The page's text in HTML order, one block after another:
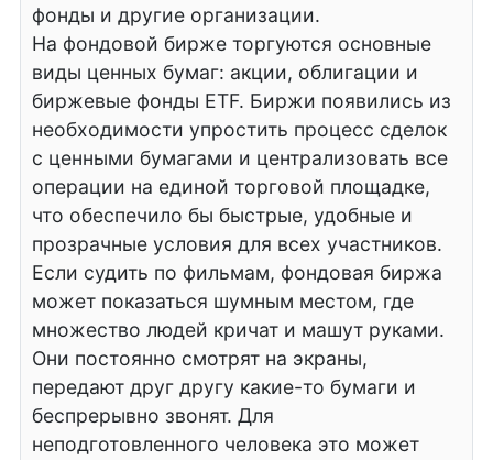
фонды и другие организации.
На фондовой бирже торгуются основные
виды ценных бумаг: акции, облигации и
биржевые фонды ETF. Биржи появились из
необходимости упростить процесс сделок
с ценными бумагами и централизовать все
операции на единой торговой площадке,
что обеспечило бы быстрые, удобные и
прозрачные условия для всех участников.
Если судить по фильмам, фондовая биржа
может показаться шумным местом, где
множество людей кричат и машут руками.
Они постоянно смотрят на экраны,
передают друг другу какие-то бумаги и
беспрерывно звонят. Для
неподготовленного человека это может